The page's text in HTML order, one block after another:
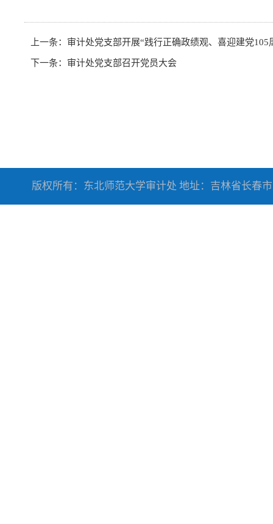
上一条： 审计处党支部开展“践行正确政绩观、喜迎建党105
下一条： 审计处党支部召开党员大会
版权所有：东北师范大学审计处 地址：吉林省长春